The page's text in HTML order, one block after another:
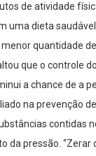
de atividade
uma dieta
quantidade
que o controle
a chance de a
na prevenção
contidas
da pressão. “Zerar